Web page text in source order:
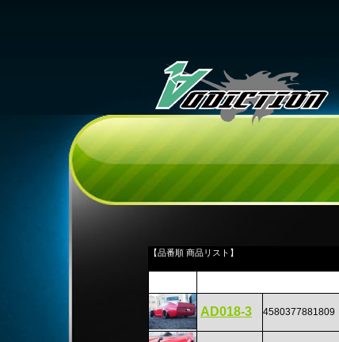
【品番順 商品リスト】
AD018-3 4580377881809